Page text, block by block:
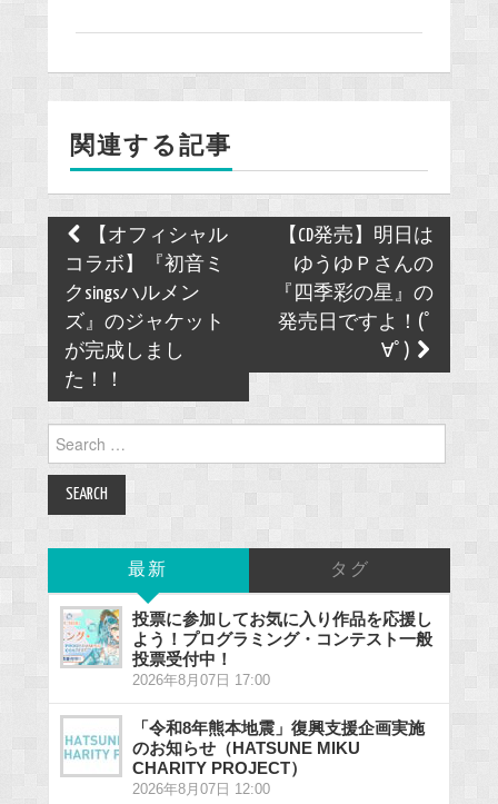
o
k
関連する記事
Post
navigation
【オフィシャル
コラボ】『初音ミ
クsingsハルメン
ズ』のジャケット
が完成しまし
た！！
【CD発売】明日は
ゆうゆＰさんの
『四季彩の星』の
発売日ですよ！(ﾟ
∀ﾟ)
for:
最新 タグ
投票に参加してお気に入り作品を応援し
よう！プログラミング・コンテスト一般
投票受付中！
2026年8月07日 17:00
「令和8年熊本地震」復興支援企画実施
のお知らせ（HATSUNE MIKU
CHARITY PROJECT）
2026年8月07日 12:00